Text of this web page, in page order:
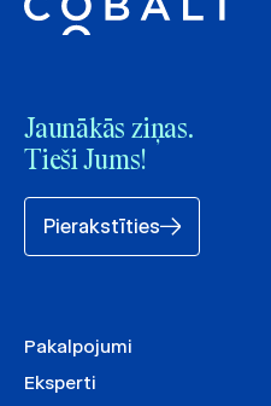
Jaunākās ziņas.
Tieši Jums!
Pierakstīties
Pakalpojumi
Eksperti